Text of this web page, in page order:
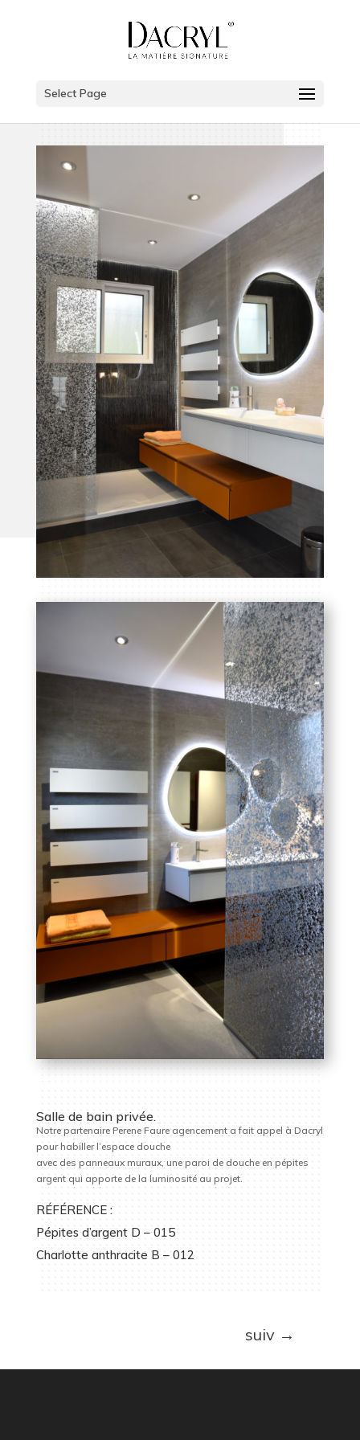
Select Page
Salle de bain privée.
Notre partenaire Perene Faure agencement a fait appel à Dacryl
pour habiller l’espace douche
avec des panneaux muraux, une paroi de douche en pépites
argent qui apporte de la luminosité au projet.
RÉFÉRENCE :
Pépites d’argent D – 015
Charlotte anthracite B – 012
suiv →